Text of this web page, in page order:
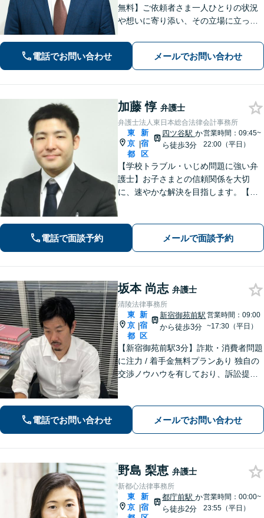
無料】ご依頼者さま一人ひとりの状況
や想いに寄り添い、その立場に立って
して明るい未来へ踏み出せるよう、誠
実に向き合い、全力を尽くします！
【休日や夜間相談も柔軟に対応】
電話でお問い合わせ メールでお問い合わせ
加藤 惇 弁護士
弁護士法人東日本総合法律会計事務所
東
京
都
|
新
宿
区
四ツ谷駅 か
ら徒歩3分
営業時間：09:45~
22:00（平日）
【学校トラブル・いじめ問題に強い弁
護士】お子さまとの信頼関係を大切
に、速やかな解決を目指します。【電
谷駅2分】【土日祝・夜間対応可】【W
電話で面談予約 メールで面談予約
坂本 尚志 弁護士
清陵法律事務所
東
京
都
|
新
宿
区
新宿御苑前駅
から徒歩3分
営業時間：09:00
~17:30（平日）
【新宿御苑前駅3分】詐欺・消費者問題
に注力 / 着手金無料プランあり 独自の
交渉ノウハウを有しており、訴訟提起
ール・WEB相談可】
電話でお問い合わせ メールでお問い合わせ
野島 梨恵 弁護士
新都心法律事務所
東
京 |
新
宿
都庁前駅 か
ら徒歩2分
営業時間：00:00~
23:55（平日）